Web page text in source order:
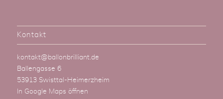
Kontakt
kontakt@ballonbrilliant.de
Ballengasse 6
53913 Swisttal-Heimerzheim
In Google Maps öffnen